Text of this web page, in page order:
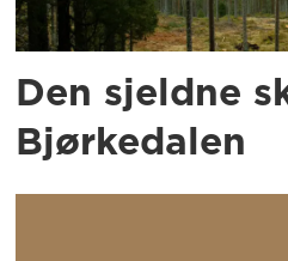
Den sjeldne
Bjørkedalen